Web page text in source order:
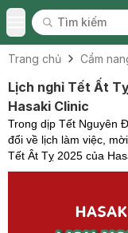
Toggle Menu
Tìm kiếm
Tìm kiếm
Trang chủ Cẩm
Lịch nghỉ Tết Ất
Hasaki Clinic
Trong dịp Tết Nguyên
đổi về lịch làm việc,
Tết Ât Tỵ 2025 của